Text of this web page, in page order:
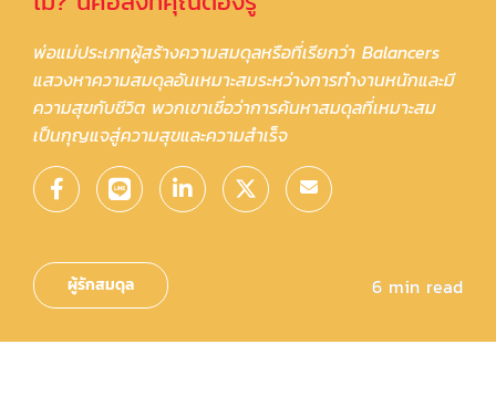
พ่อแม่ประเภทผู้สร้างความสมดุลหรือที่เรียกว่า Balancers
แสวงหาความสมดุลอันเหมาะสมระหว่างการทำงานหนักและมี
ความสุขกับชีวิต พวกเขาเชื่อว่าการค้นหาสมดุลที่เหมาะสม
เป็นกุญแจสู่ความสุขและความสำเร็จ
ผู้รักสมดุล 6 min read